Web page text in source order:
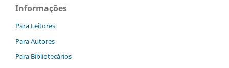
Informações
Para Leitores
Para Autores
Para Bibliotecários